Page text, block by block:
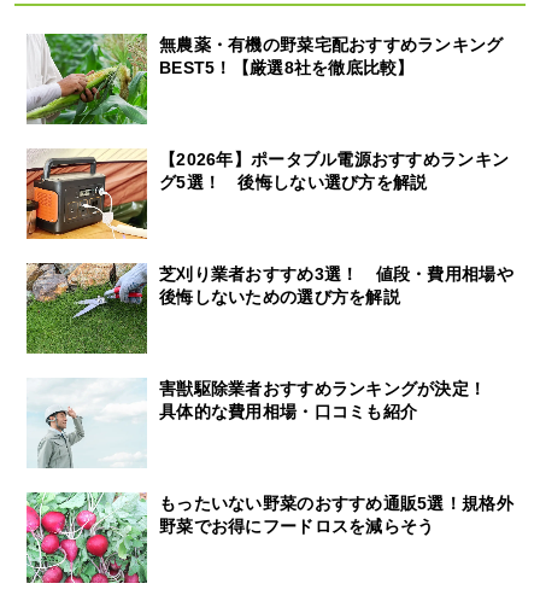
無農薬・有機の野菜宅配おすすめランキング
BEST5！【厳選8社を徹底比較】
【2026年】ポータブル電源おすすめランキン
グ5選！ 後悔しない選び方を解説
芝刈り業者おすすめ3選！ 値段・費用相場や
後悔しないための選び方を解説
害獣駆除業者おすすめランキングが決定！
具体的な費用相場・口コミも紹介
もったいない野菜のおすすめ通販5選！規格外
野菜でお得にフードロスを減らそう